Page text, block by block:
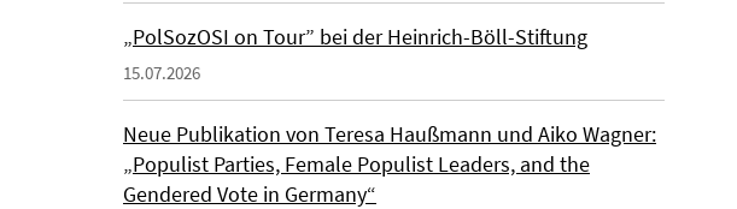
„PolSozOSI on Tour” bei der Heinrich-Böll-Stiftung
15.07.2026
Neue Publikation von Teresa Haußmann und Aiko Wagner:
„Populist Parties, Female Populist Leaders, and the
Gendered Vote in Germany“